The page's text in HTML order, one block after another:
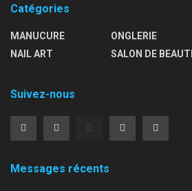
Catégories
MANUCURE
NAIL ART
ONGLERIE
SALON DE
Suivez-nous
Messages récents